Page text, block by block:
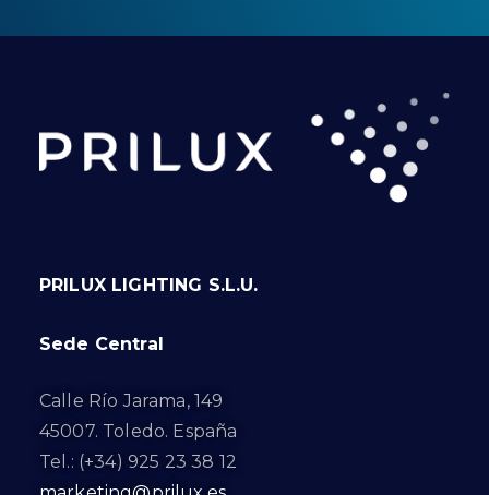
PRILUX LIGHTING S.L.U.
Sede Central
Calle Río Jarama, 149
45007. Toledo. España
Tel.: (+34) 925 23 38 12